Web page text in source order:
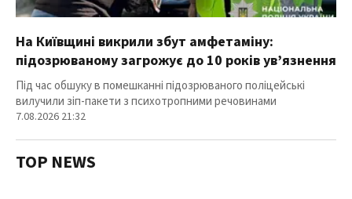
На Київщині викрили збут амфетаміну:
підозрюваному загрожує до 10 років ув’язнення
Під час обшуку в помешканні підозрюваного поліцейські
вилучили зіп-пакети з психотропними речовинами
7.08.2026 21:32
TOP NEWS